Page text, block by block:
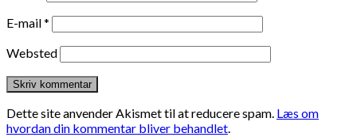
E-mail*
Websted
Dette site anvender Akismet til at reducere spam. Læs om
hvordan din kommentar bliver behandlet.